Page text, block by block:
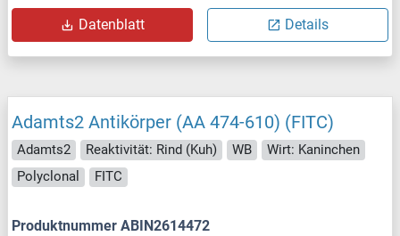
Datenblatt Details
Adamts2 Antikörper (AA 474-610) (FITC)
Adamts2 Reaktivität: Rind (Kuh) WB
Wirt: Kaninchen
Polyclonal
FITC
Produktnummer ABIN2614472